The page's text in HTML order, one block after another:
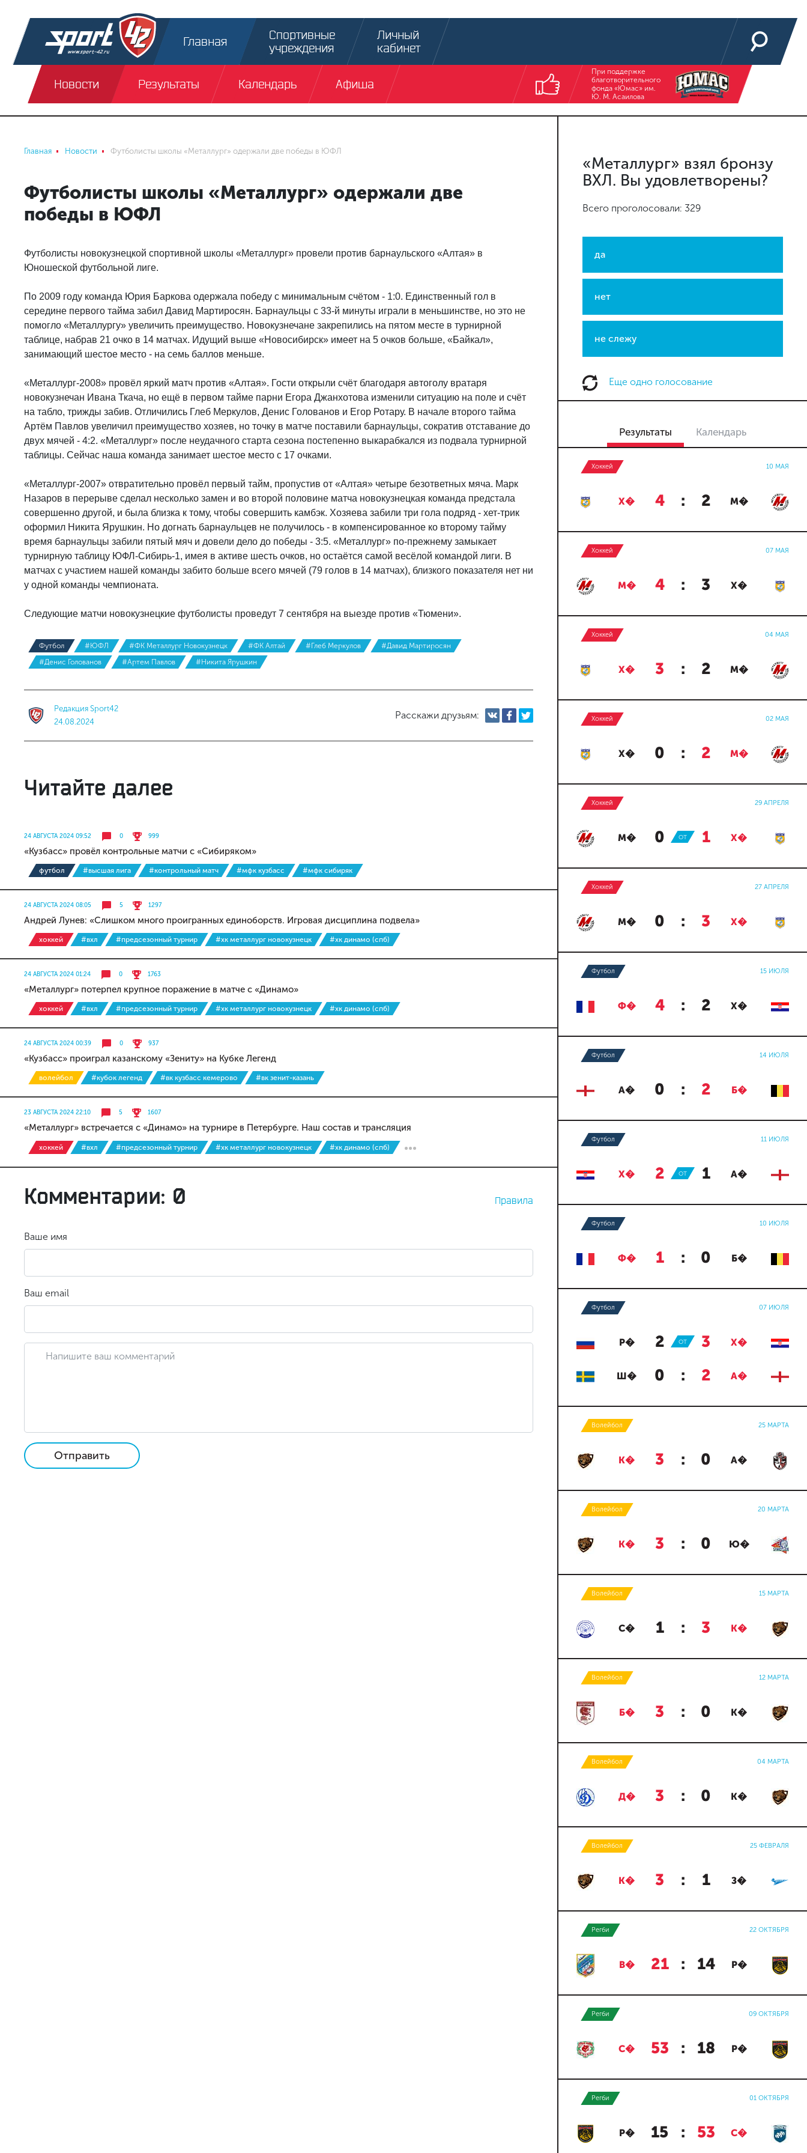
Главная
Спортивные
учреждения
Личный
кабинет
Новости Результаты Календарь Афиша
При поддержке
благотворительного
фонда «Юмас» им.
Ю. М. Асаилова
Главная Новости Футболисты школы «Металлург» одержали две победы в ЮФЛ
Футболисты школы «Металлург» одержали две
победы в ЮФЛ
Футболисты новокузнецкой спортивной школы «Металлург» провели против барнаульского «Алтая» в
Юношеской футбольной лиге.
По 2009 году команда Юрия Баркова одержала победу с минимальным счётом - 1:0. Единственный гол в
середине первого тайма забил Давид Мартиросян. Барнаульцы с 33-й минуты играли в меньшинстве, но это не
помогло «Металлургу» увеличить преимущество. Новокузнечане закрепились на пятом месте в турнирной
таблице, набрав 21 очко в 14 матчах. Идущий выше «Новосибирск» имеет на 5 очков больше, «Байкал»,
занимающий шестое место - на семь баллов меньше.
«Металлург-2008» провёл яркий матч против «Алтая». Гости открыли счёт благодаря автоголу вратаря
новокузнечан Ивана Ткача, но ещё в первом тайме парни Егора Джанхотова изменили ситуацию на поле и счёт
на табло, трижды забив. Отличились Глеб Меркулов, Денис Голованов и Егор Ротару. В начале второго тайма
Артём Павлов увеличил преимущество хозяев, но точку в матче поставили барнаульцы, сократив отставание до
двух мячей - 4:2. «Металлург» после неудачного старта сезона постепенно выкарабкался из подвала турнирной
таблицы. Сейчас наша команда занимает шестое место с 17 очками.
«Металлург-2007» отвратительно провёл первый тайм, пропустив от «Алтая» четыре безответных мяча. Марк
Назаров в перерыве сделал несколько замен и во второй половине матча новокузнецкая команда предстала
совершенно другой, и была близка к тому, чтобы совершить камбэк. Хозяева забили три гола подряд - хет-трик
оформил Никита Ярушкин. Но догнать барнаульцев не получилось - в компенсированное ко второму тайму
время барнаульцы забили пятый мяч и довели дело до победы - 3:5. «Металлург» по-прежнему замыкает
турнирную таблицу ЮФЛ-Сибирь-1, имея в активе шесть очков, но остаётся самой весёлой командой лиги. В
матчах с участием нашей команды забито больше всего мячей (79 голов в 14 матчах), близкого показателя нет ни
у одной команды чемпионата.
Следующие матчи новокузнецкие футболисты проведут 7 сентября на выезде против «Тюмени».
Футбол #ЮФЛ #ФК Металлург Новокузнецк #ФК Алтай #Глеб Меркулов
#Давид Мартиросян
#Денис Голованов
#Артем Павлов #Никита Ярушкин
Редакция Sport42
24.08.2024
Расскажи друзьям:
Читайте далее
24 АВГУСТА 2024 09:52 0 999
«Кузбасс» провёл контрольные матчи с «Сибиряком»
футбол #высшая лига #контрольный матч #мфк кузбасс #мфк сибиряк
24 АВГУСТА 2024 08:05 5 1297
Андрей Лунев: «Слишком много проигранных единоборств. Игровая дисциплина подвела»
хоккей #вхл #предсезонный турнир #хк металлург новокузнецк #хк динамо (спб)
24 АВГУСТА 2024 01:24 0 1763
«Металлург» потерпел крупное поражение в матче с «Динамо»
хоккей #вхл #предсезонный турнир #хк металлург новокузнецк #хк динамо (спб)
24 АВГУСТА 2024 00:39 0 937
«Кузбасс» проиграл казанскому «Зениту» на Кубке Легенд
волейбол #кубок легенд #вк кузбасс кемерово #вк зенит-казань
23 АВГУСТА 2024 22:10 5 1607
«Металлург» встречается с «Динамо» на турнире в Петербурге. Наш состав и трансляция
хоккей #вхл #предсезонный турнир #хк металлург новокузнецк #хк динамо (спб)
Комментарии: 0 Правила
Ваше имя
Ваш email
Отправить
«Металлург» взял бронзу
ВХЛ. Вы удовлетворены?
Всего проголосовали: 329
да
нет
не слежу
Еще одно голосование
Результаты Календарь
Хоккей 10 МАЯ
Х� 4 : 2 М�
Хоккей 07 МАЯ
М� 4 : 3 Х�
Хоккей 04 МАЯ
Х� 3 : 2 М�
Хоккей 02 МАЯ
Х� 0 : 2 М�
Хоккей 29 АПРЕЛЯ
М� 0 : 1 Х�
ОТ
Хоккей 27 АПРЕЛЯ
М� 0 : 3 Х�
Футбол 15 ИЮЛЯ
Ф� 4 : 2 Х�
Футбол 14 ИЮЛЯ
А� 0 : 2 Б�
Футбол 11 ИЮЛЯ
Х� 2 : 1 А�
ОТ
Футбол 10 ИЮЛЯ
Ф� 1 : 0 Б�
Футбол 07 ИЮЛЯ
Р� 2 : 3 Х�
ОТ
Ш� 0 : 2 А�
Волейбол 25 МАРТА
К� 3 : 0 А�
Волейбол 20 МАРТА
К� 3 : 0 Ю�
Волейбол 15 МАРТА
С� 1 : 3 К�
Волейбол 12 МАРТА
Б� 3 : 0 К�
Волейбол 04 МАРТА
Д� 3 : 0 К�
Волейбол 25 ФЕВРАЛЯ
К� 3 : 1 З�
Регби 22 ОКТЯБРЯ
В� 21 : 14 Р�
Регби 09 ОКТЯБРЯ
С� 53 : 18 Р�
Регби 01 ОКТЯБРЯ
Р� 15 : 53 С�